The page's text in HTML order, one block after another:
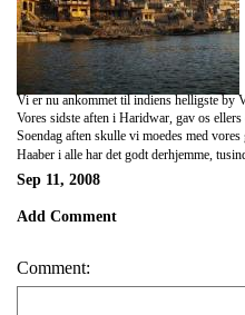
Sep 11, 2008
Add Comment
Comment: